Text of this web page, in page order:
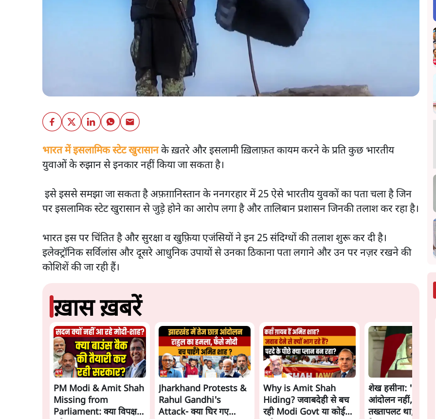
भारत में इसलामिक स्टेट खुरासानके ख़तरे और इसलामी ख़िलाफ़त कायम करने के प्रति कुछ भारतीय
युवाओं के रुझान से इनकार नहीं किया जा सकता है।
इसे इससे समझा जा सकता है अफ़ग़ानिस्तान के ननगरहार में 25 ऐसे भारतीय युवकों का पता चला है जिन
पर इसलामिक स्टेट खुरासान से जुड़े होने का आरोप लगा है और तालिबान प्रशासन जिनकी तलाश कर रहा है।
भारत इस पर चिंतित है और सुरक्षा व खुफ़िया एजंसियों ने इन 25 संदिग्धों की तलाश शुरू कर दी है।
इलेक्ट्रॉनिक सर्विलांस और दूसरे आधुनिक उपायों से उनका ठिकाना पता लगाने और उन पर नज़र रखने की
कोशिशें की जा रही हैं।
ख़ास ख़बरें
PM Modi & Amit Shah
Missing from
Parliament: क्या विपक्ष से
Jharkhand Protests &
Rahul Gandhi's
Attack- क्या घिर गए
Why is Amit Shah
Hiding? जवाबदेही से बच
रही Modi Govt या कोई
शेख हसीना: '2024
आंदोलन नहीं,
तख्तापलट था; मैं